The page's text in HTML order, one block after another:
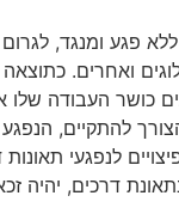
פגע ומנגד,
ואחרים.
כושר העבודה שלו
להתקיים, הנפגע
תאונות דרכים,
דרכים, יהיה זכאי